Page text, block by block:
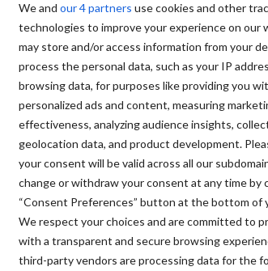
We and our 4 partners use cookies and other
technologies to improve your experience on our
may store and/or access information from your
process the personal data, such as your IP
browsing data, for purposes like providing you
personalized ads and content, measuring
effectiveness, analyzing audience insights,
geolocation data, and product development.
your consent will be valid across all our
change or withdraw your consent at any time by
“Consent Preferences” button at the bottom of
We respect your choices and are committed to
with a transparent and secure browsing
third-party vendors are processing data for the